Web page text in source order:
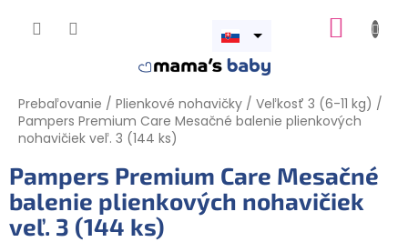
Otvoriť
Prebaľovanie / Plienkové nohavičky / Veľkosť 3 (6-11 kg) /
Pampers Premium Care Mesačné balenie plienkových
nohavičiek veľ. 3 (144 ks)
Pampers Premium Care Mesačné
balenie plienkových nohavičiek
veľ. 3 (144 ks)